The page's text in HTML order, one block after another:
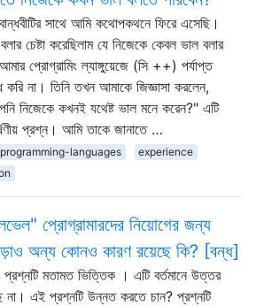
সাথে আমি কথোপকথনে ফিরে এসেছি।
চেষ্টা করেছিলাম যে নিজেকে কেবল ভাল বলার
প্রোগ্রামিং ল্যাঙ্গুয়েজে (সি ++) পর্যাপ্ত
করি না। তিনি তখন আমাকে জিজ্ঞাসা করলেন,
নিজেকে কখনই যথেষ্ট ভাল মনে করেন?" এটি
প্রশ্ন। আমি তাকে জানাতে …
programming-languages
experience
প্রোগ্রামারদের নিয়োগের জন্য
অন্য কোনও কারণ রয়েছে কি? [বন্ধ]
মতামত ভিত্তিক । এটি বর্তমানে উত্তর
না। এই প্রশ্নটি উন্নত করতে চান? প্রশ্নটি